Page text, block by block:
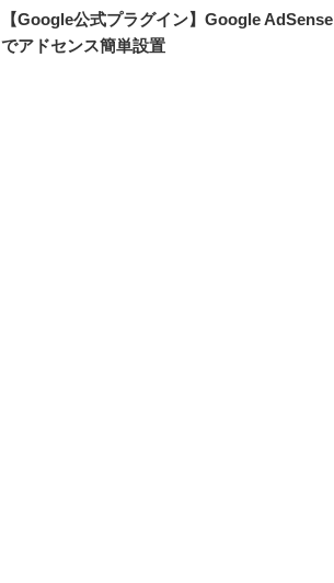
稿
ナ
の
投
【Google公式プラグイン】Google AdSense
でアドセンス簡単設置